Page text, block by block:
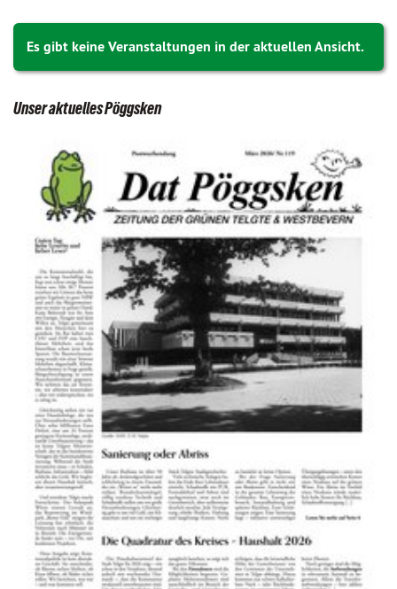
Es gibt keine Veranstaltungen in der aktuellen Ansicht.
Unser aktuelles Pöggsken